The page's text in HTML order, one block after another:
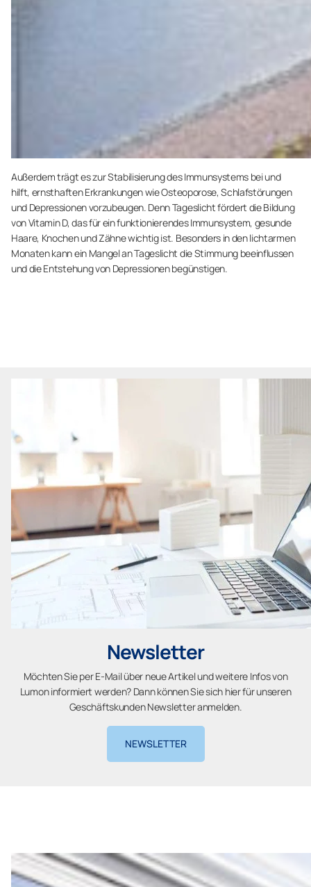
Außerdem trägt es zur Stabilisierung des Immunsystems bei und
hilft, ernsthaften Erkrankungen wie Osteoporose, Schlafstörungen
und Depressionen vorzubeugen. Denn Tageslicht fördert die Bildung
von Vitamin D, das für ein funktionierendes Immunsystem, gesunde
Haare, Knochen und Zähne wichtig ist. Besonders in den lichtarmen
Monaten kann ein Mangel an Tageslicht die Stimmung beeinflussen
und die Entstehung von Depressionen begünstigen.
Newsletter
Möchten Sie per E-Mail über neue Artikel und weitere Infos von
Lumon informiert werden? Dann können Sie sich hier für unseren
Geschäftskunden Newsletter anmelden.
NEWSLETTER